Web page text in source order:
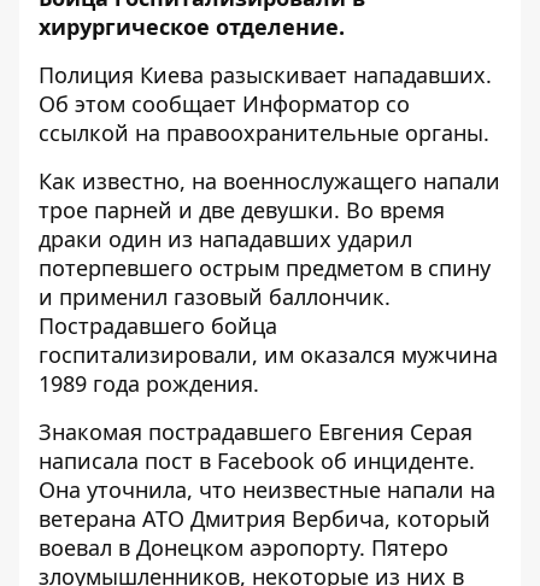
хирургическое отделение.
Полиция Киева разыскивает нападавших.
Об этом сообщает Информатор со
ссылкой на правоохранительные органы.
Как известно, на военнослужащего напали
трое парней и две девушки. Во время
драки один из нападавших ударил
потерпевшего острым предметом в спину
и применил газовый баллончик.
Пострадавшего бойца
госпитализировали, им оказался мужчина
1989 года рождения.
Знакомая пострадавшего Евгения Серая
написала пост в Facebook об инциденте.
Она уточнила, что неизвестные напали на
ветерана АТО Дмитрия Вербича, который
воевал в Донецком аэропорту. Пятеро
злоумышленников, некоторые из них в